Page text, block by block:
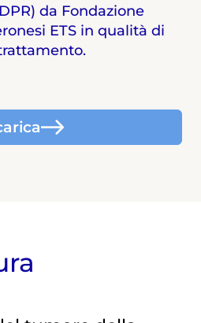
da Fondazione
ETS in qualità di